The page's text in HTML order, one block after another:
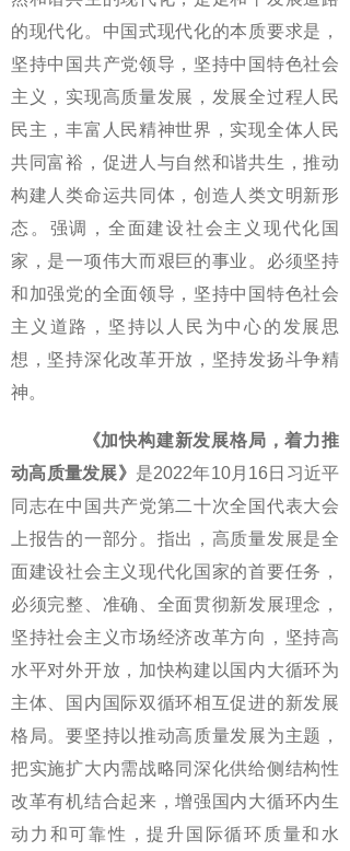
的现代化。中国式现代化的本质要求是，
坚持中国共产党领导，坚持中国特色社会
主义，实现高质量发展，发展全过程人民
民主，丰富人民精神世界，实现全体人民
共同富裕，促进人与自然和谐共生，推动
构建人类命运共同体，创造人类文明新形
态。强调，全面建设社会主义现代化国
家，是一项伟大而艰巨的事业。必须坚持
和加强党的全面领导，坚持中国特色社会
主义道路，坚持以人民为中心的发展思
想，坚持深化改革开放，坚持发扬斗争精
神。
《加快构建新发展格局，着力推
动高质量发展》 是2022年10月16日习近平
同志在中国共产党第二十次全国代表大会
上报告的一部分。指出，高质量发展是全
面建设社会主义现代化国家的首要任务，
必须完整、准确、全面贯彻新发展理念，
坚持社会主义市场经济改革方向，坚持高
水平对外开放，加快构建以国内大循环为
主体、国内国际双循环相互促进的新发展
格局。要坚持以推动高质量发展为主题，
把实施扩大内需战略同深化供给侧结构性
改革有机结合起来，增强国内大循环内生
动力和可靠性，提升国际循环质量和水